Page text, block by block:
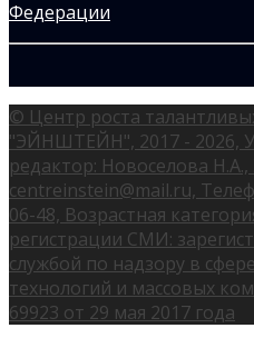
© Центр роста
"ЭЙНШТЕЙН", 2017 - 2026,
редактор: Новоселова
centreinstein@mail.ru,
06-48, Возрастная
регистрации СМИ:
службой по надзору в
технологий и массовых
69923 от 29 мая 2017 года